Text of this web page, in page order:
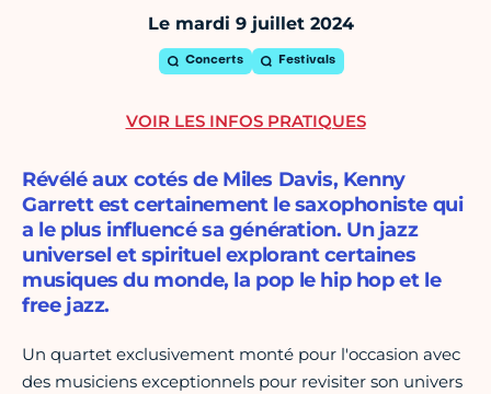
Le mardi 9 juillet 2024
Concerts Festivals
Révélé aux cotés de Miles Davis, Kenny
Garrett est certainement le saxophoniste qui
a le plus influencé sa génération. Un jazz
universel et spirituel explorant certaines
musiques du monde, la pop le hip hop et le
free jazz.
Un quartet exclusivement monté pour l'occasion avec
des musiciens exceptionnels pour revisiter son univers
VOIR LES INFOS PRATIQUES